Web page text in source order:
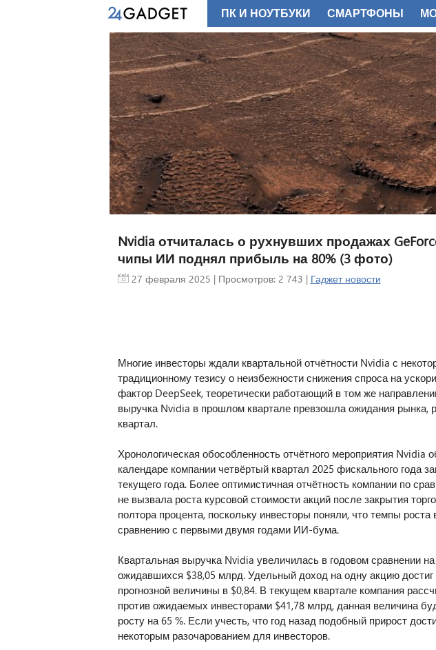
Nvidia отчиталась о рухнувших продажах
чипы ИИ поднял прибыль на 80% (3 фото)
27 февраля 2025 | Просмотров: 2 743 | Гаджет новости
Многие инвесторы ждали квартальной отчётности Nvidia с
традиционному тезису о неизбежности снижения спроса на
фактор DeepSeek, теоретически работающий в том же
выручка Nvidia в прошлом квартале превзошла ожидания рынка,
квартал.
Хронологическая обособленность отчётного мероприятия Nvidia
календаре компании четвёртый квартал 2025 фискального года
текущего года. Более оптимистичная отчётность компании по
не вызвала роста курсовой стоимости акций после закрытия
полтора процента, поскольку инвесторы поняли, что темпы
сравнению с первыми двумя годами ИИ-бума.
Квартальная выручка Nvidia увеличилась в годовом сравнении
ожидавшихся $38,05 млрд. Удельный доход на одну акцию
прогнозной величины в $0,84. В текущем квартале компания
против ожидаемых инвесторами $41,78 млрд, данная величина
росту на 65 %. Если учесть, что год назад подобный прирост
некоторым разочарованием для инвесторов.
ПК И НОУТБУКИ СМАРТФОНЫ
ФОТО